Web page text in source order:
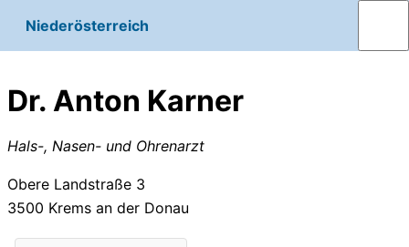
Niederösterreich
Dr. Anton Karner
Hals-, Nasen- und Ohrenarzt
Obere Landstraße 3
3500 Krems an der Donau